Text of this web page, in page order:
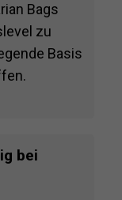
Bags
zu
Basis
bei